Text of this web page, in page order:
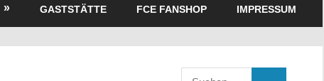
GASTSTÄTTE FCE FANSHOP IMPRESSUM
Suchen